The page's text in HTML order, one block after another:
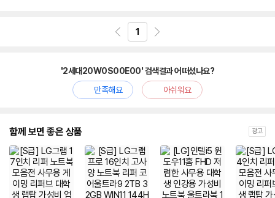
1
'2세대20W0S00E00' 검색결과 어떠셨나요?
만족해요
아쉬워요
함께 보면 좋은 상품 광고